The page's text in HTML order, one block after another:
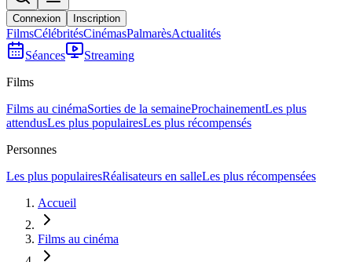
Connexion Inscription
FilmsCélébritésCinémasPalmarèsActualités
Séances
Streaming
Films
Films au cinémaSorties de la semaineProchainementLes plus
attendusLes plus populairesLes plus récompensés
Personnes
Les plus populairesRéalisateurs en salleLes plus récompensées
Accueil
Films au cinéma